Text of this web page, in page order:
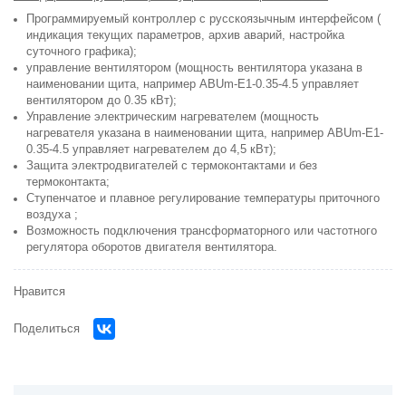
Программируемый контроллер с русскоязычным интерфейсом (
индикация текущих параметров, архив аварий, настройка
суточного графика);
управление вентилятором (мощность вентилятора указана в
наименовании щита, например ABUm-E1-0.35-4.5 управляет
вентилятором до 0.35 кВт);
Управление электрическим нагревателем (мощность
нагревателя указана в наименовании щита, например ABUm-E1-
0.35-4.5 управляет нагревателем до 4,5 кВт);
Защита электродвигателей с термоконтактами и без
термоконтакта;
Ступенчатое и плавное регулирование температуры приточного
воздуха ;
Возможность подключения трансформаторного или частотного
регулятора оборотов двигателя вентилятора.
Нравится
Поделиться